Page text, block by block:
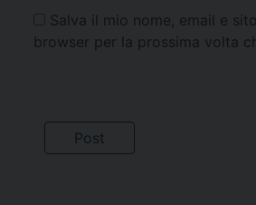
Salva il mio nome, email e
browser per la prossima volta